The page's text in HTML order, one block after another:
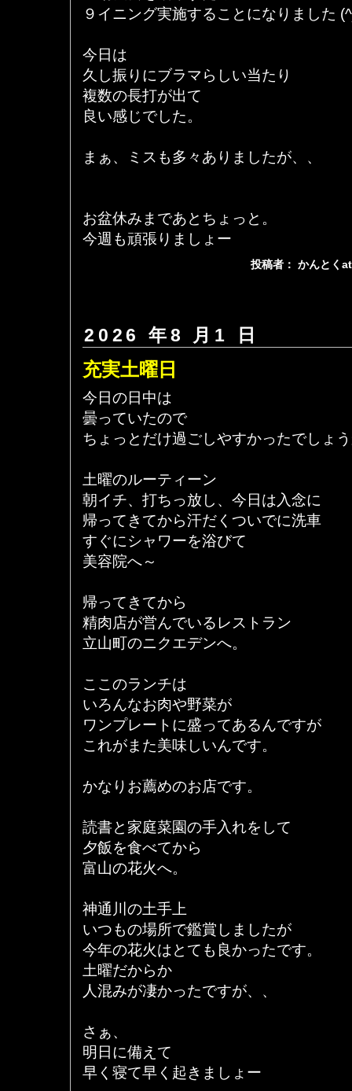
９イニング実施することになりました
今日は
久し振りにブラマらしい当たり
複数の長打が出て
良い感じでした。
まぁ、ミスも多々ありましたが、、
お盆休みまであとちょっと。
今週も頑張りましょー
投稿者： かんとく
2026 年8 月1 日
充実土曜日
今日の日中は
曇っていたので
ちょっとだけ過ごしやすかったでしょ
土曜のルーティーン
朝イチ、打ちっ放し、今日は入念に
帰ってきてから汗だくついでに洗車
すぐにシャワーを浴びて
美容院へ～
帰ってきてから
精肉店が営んでいるレストラン
立山町のニクエデンへ。
ここのランチは
いろんなお肉や野菜が
ワンプレートに盛ってあるんですが
これがまた美味しいんです。
かなりお薦めのお店です。
読書と家庭菜園の手入れをして
夕飯を食べてから
富山の花火へ。
神通川の土手上
いつもの場所で鑑賞しましたが
今年の花火はとても良かったです。
土曜だからか
人混みが凄かったですが、、
さぁ、
明日に備えて
早く寝て早く起きましょー